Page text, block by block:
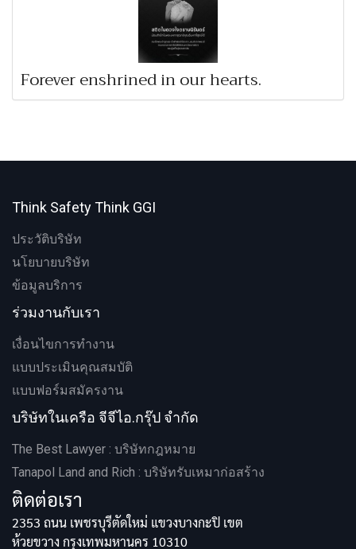
Forever enshrined in our hearts.
Think Safety Think GGI
ประวัติบริษัท
นโยบายบริษัท
ข้อมูลบริการ
ร่วมงานกับเรา
เงื่อนไขการทำงาน
แบบประเมินคุณสมบัติ
แบบฟอร์มสมัครงาน
บริษัทในเครือ จีจีไอ.กรุ๊ป จำกัด
The Best Lawyer : บริษัทกฎหมาย
Tanapol Land and Rich : บริษัทรับเหมาก่อสร้าง
ติดต่อเรา
2353 ถนน เพชรบุรีตัดใหม่ แขวงบางกะปิ เขต
ห้วยขวาง กรุงเทพมหานคร 10310